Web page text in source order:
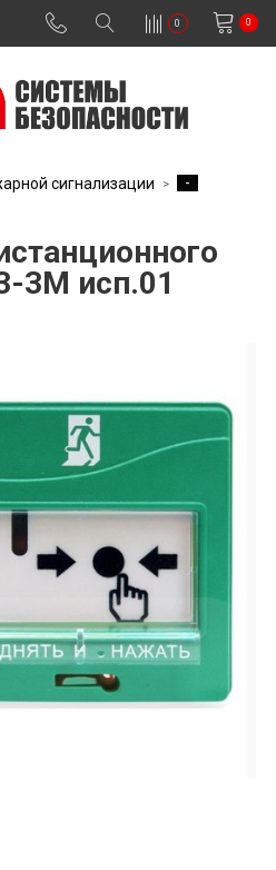
0 0
сигнализации
-
3М исп.01